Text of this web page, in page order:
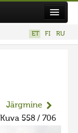
ET FI RU
Järgmine
Kuva 558 / 706